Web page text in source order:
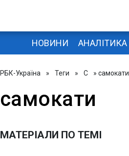
НОВИНИ АНАЛІТИКА
РБК-Україна » Теги » С » самокати
самокати
МАТЕРІАЛИ ПО ТЕМІ